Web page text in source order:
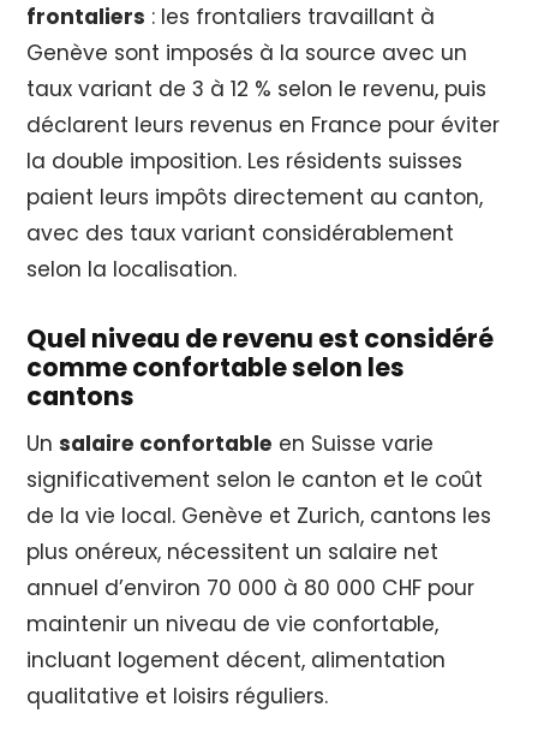
frontaliers : les frontaliers travaillant à
Genève sont imposés à la source avec un
taux variant de 3 à 12 % selon le revenu, puis
déclarent leurs revenus en France pour éviter
la double imposition. Les résidents suisses
paient leurs impôts directement au canton,
avec des taux variant considérablement
selon la localisation.
Quel niveau de revenu est considéré
comme confortable selon les
cantons
Un salaire confortable en Suisse varie
significativement selon le canton et le coût
de la vie local. Genève et Zurich, cantons les
plus onéreux, nécessitent un salaire net
annuel d’environ 70 000 à 80 000 CHF pour
maintenir un niveau de vie confortable,
incluant logement décent, alimentation
qualitative et loisirs réguliers.